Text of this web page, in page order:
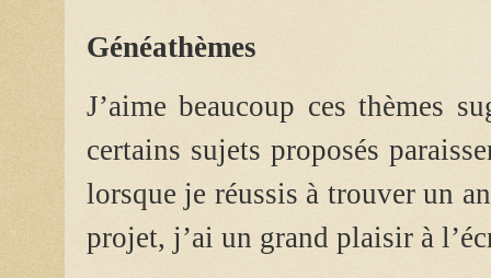
Généathèmes
J’aime beaucoup ces thèmes
certains sujets proposés
lorsque je réussis à trouver un
projet, j’ai un grand plaisir à